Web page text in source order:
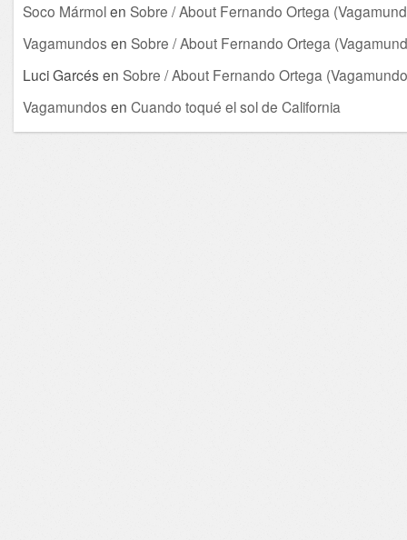
Soco Mármolen Sobre / About Fernando Ortega
Vagamundos en Sobre / About Fernando Ortega
Luci Garcés en Sobre / About Fernando Ortega
Vagamundos en Cuando toqué el sol de California